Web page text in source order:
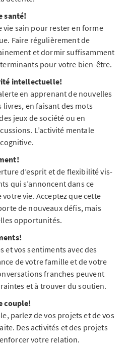
santé!
vie sain pour rester en forme
Faire régulièrement de
et dormir suffisamment
pour votre bien-être.
intellectuelle!
en apprenant de nouvelles
livres, en faisant des mots
jeux de société ou en
L’activité mentale
d’esprit et de flexibilité vis-
qui s’annoncent dans ce
vie. Acceptez que cette
de nouveaux défis, mais
opportunités.
et vos sentiments avec des
de votre famille et de votre
franches peuvent
et à trouver du soutien.
couple!
parlez de vos projets et de vos
Des activités et des projets
votre relation.